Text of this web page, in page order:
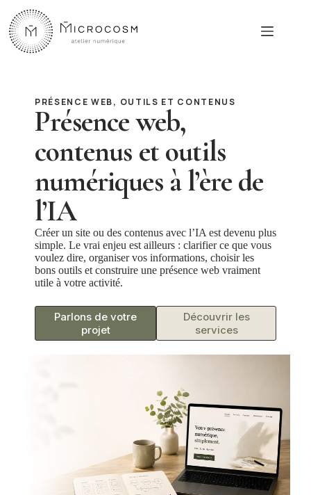
contenu
PRÉSENCE WEB, OUTILS ET CONTENUS
Présence web,
contenus et outils
numériques à l’ère de
l’IA
Créer un site ou des contenus avec l’IA est devenu plus
simple. Le vrai enjeu est ailleurs : clarifier ce que vous
voulez dire, organiser vos informations, choisir les
bons outils et construire une présence web vraiment
utile à votre activité.
Parlons de votre
projet
Découvrir les
services